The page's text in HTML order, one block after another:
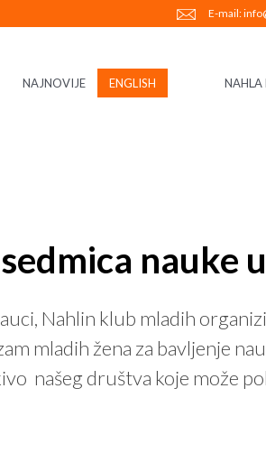
E-mail:
NAJNOVIJE ENGLISH NAHLA
nauke
Nahlin klub mladih
mladih žena za bavljenje
našeg društva koje može